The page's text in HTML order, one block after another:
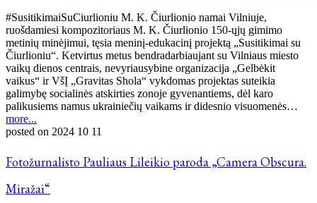
#SusitikimaiSuCiurlioniu M. K. Čiurlionio namai Vilniuje,
ruošdamiesi kompozitoriaus M. K. Čiurlionio 150-ųjų gimimo
metinių minėjimui, tęsia meninį-edukacinį projektą „Susitikimai su
Čiurlioniu“. Ketvirtus metus bendradarbiaujant su Vilniaus miesto
vaikų dienos centrais, nevyriausybine organizacija „Gelbėkit
vaikus“ ir VšĮ „Gravitas Shola“ vykdomas projektas suteikia
galimybę socialinės atskirties zonoje gyvenantiems, dėl karo
palikusiems namus ukrainiečių vaikams ir didesnio visuomenės…
more...
posted on 2024 10 11
Fotožurnalisto Pauliaus Lileikio paroda „Camera Obscura.
Miražai“